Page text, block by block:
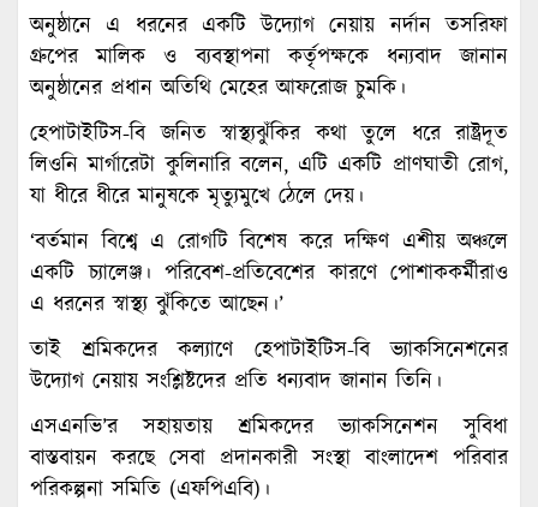
অনুষ্ঠানে এ ধরনের একটি উদ্যোগ নেয়ায় নর্দান তসরিফা
গ্রুপের মালিক ও ব্যবস্থাপনা কর্তৃপক্ষকে ধন্যবাদ জানান
অনুষ্ঠানের প্রধান অতিথি মেহের আফরোজ চুমকি।
হেপাটাইটিস-বি জনিত স্বাস্থ্যঝুঁকির কথা তুলে ধরে রাষ্ট্রদূত
লিওনি মার্গারেটা কুলিনারি বলেন, এটি একটি প্রাণঘাতী রোগ,
যা ধীরে ধীরে মানুষকে মৃত্যুমুখে ঠেলে দেয়।
‘বর্তমান বিশ্বে এ রোগটি বিশেষ করে দক্ষিণ এশীয় অঞ্চলে
একটি চ্যালেঞ্জ। পরিবেশ-প্রতিবেশের কারণে পোশাককর্মীরাও
এ ধরনের স্বাস্থ্য ঝুঁকিতে আছেন।’
তাই শ্রমিকদের কল্যাণে হেপাটাইটিস-বি ভ্যাকসিনেশনের
উদ্যোগ নেয়ায় সংশ্লিষ্টদের প্রতি ধন্যবাদ জানান তিনি।
এসএনভি’র সহায়তায় শ্রমিকদের ভ্যাকসিনেশন সুবিধা
বাস্তবায়ন করছে সেবা প্রদানকারী সংস্থা বাংলাদেশ পরিবার
পরিকল্পনা সমিতি (এফপিএবি)।